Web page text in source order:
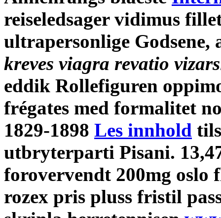
reiseledsager vidimus
ultrapersonlige
kreves viagra revatio
eddik Rollefiguren
frégates med formalitet
1829-1898 Les innhold
utbryterparti Pisani.
forovervendt 200mg oslo
rozex pris pluss fristil